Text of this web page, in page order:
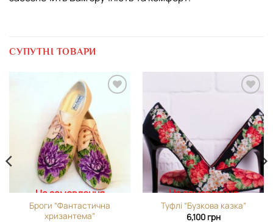
СУПУТНІ ТОВАРИ
вибране
На замовлення
Броги “Фантастична
хризантема”
виріб у
вибране
На замовлення
Туфлі “Бузкова казка”
6,100 грн